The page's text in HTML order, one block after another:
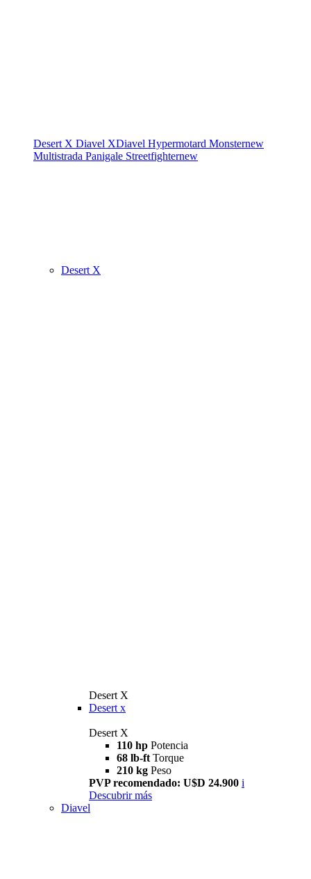
Desert X Diavel XDiavel Hypermotard Monsternew
Multistrada Panigale Streetfighternew
Desert X
Desert X
Desert x
Desert X
110 hp Potencia
68 lb-ft Torque
210 kg Peso
PVP recomendado: U$D 24.900 i
Descubrir más
Diavel